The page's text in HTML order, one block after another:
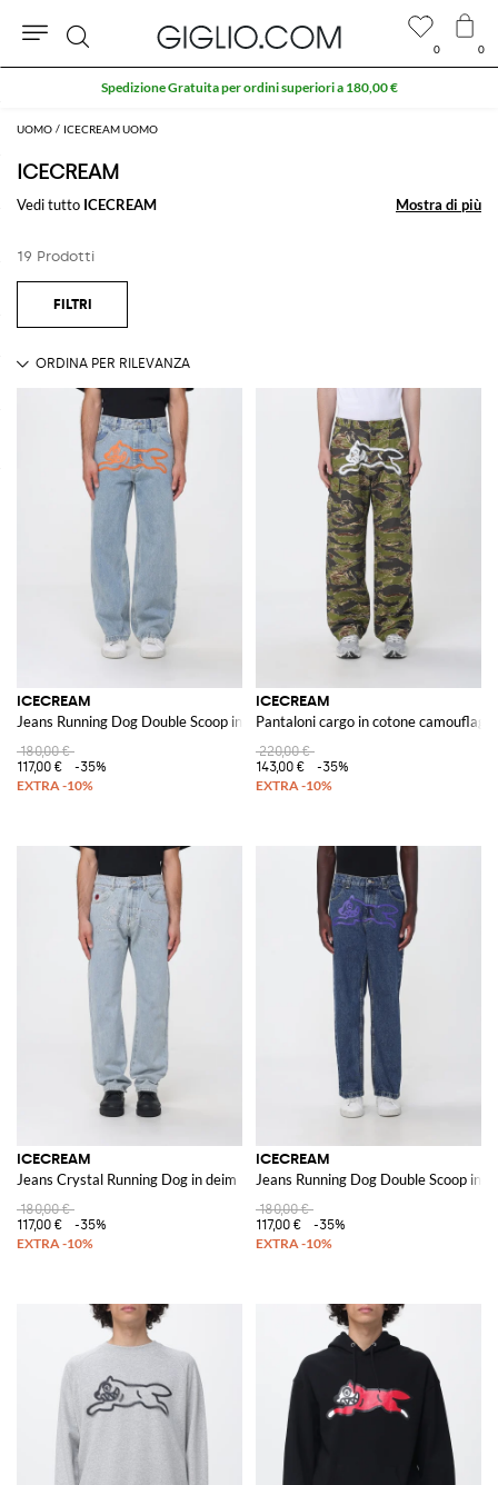
UOMO ICECREAM UOMO
ICECREAM
Vedi tutto ICECREAM Mostra di più
Mostra di più
19 Prodotti
ICECREAM
Jeans Running Dog Double Scoop in denim con logo
180,00 €
117,00 €
-35%
ICECREAM
Pantaloni cargo in cotone camouflage
220,00 €
143,00 €
-35%
ICECREAM
Jeans Crystal Running Dog in deim
180,00 €
117,00 €
-35%
ICECREAM
Jeans Running Dog Double Scoop in
180,00 €
117,00 €
-35%
0 0
Cerca
Spedizione Gratuita per ordini superiori a 180,00 €